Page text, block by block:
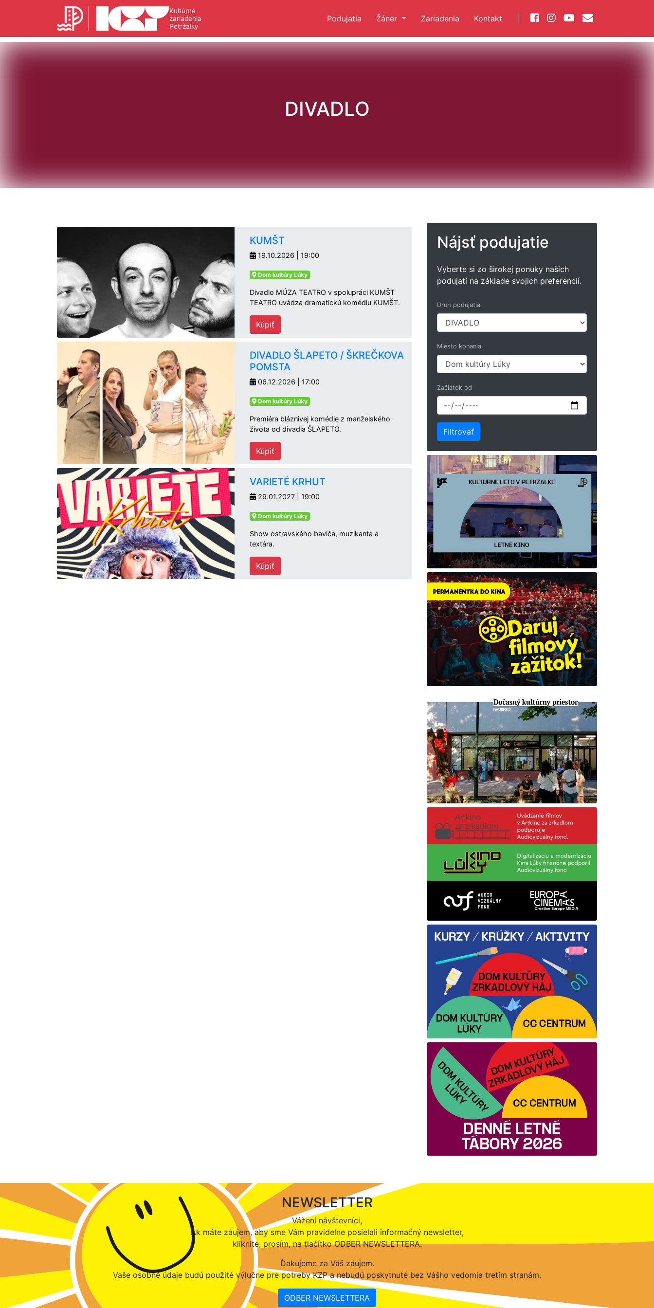
Kultúrne
zariadenia
Petržalky
Podujatia Žáner Zariadenia Kontakt
DIVADLO
KUMŠT
19.10.2026 | 19:00
Dom kultúry Lúky
Divadlo MÚZA TEATRO v spolupráci KUMŠT
TEATRO uvádza dramatickú komédiu KUMŠT.
Kúpiť
DIVADLO ŠLAPETO / ŠKREČKOVA
POMSTA
06.12.2026 | 17:00
Dom kultúry Lúky
Premiéra bláznivej komédie z manželského
života od divadla ŠLAPETO.
Kúpiť
VARIETÉ KRHUT
29.01.2027 | 19:00
Dom kultúry Lúky
Show ostravského baviča, muzikanta a
textára.
Kúpiť
Nájsť podujatie
Vyberte si zo širokej ponuky našich
podujatí na základe svojich preferencií.
Druh podujatia
Miesto konania
Začiatok od
NEWSLETTER
Vážení návštevníci,
Ak máte záujem, aby sme Vám pravidelne posielali informačný newsletter,
kliknite, prosím, na tlačítko ODBER NEWSLETTERA.
Ďakujeme za Váš záujem.
Vaše osobné údaje budú použité výlučne pre potreby KZP a nebudú poskytnuté bez Vášho vedomia tretím stranám.
ODBER NEWSLETTERA